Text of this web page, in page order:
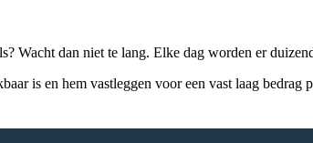
Wacht dan niet te lang. Elke dag worden er
is en hem vastleggen voor een vast laag bedrag